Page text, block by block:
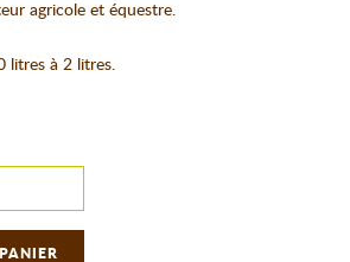
agricole et équestre.
litres à 2 litres.